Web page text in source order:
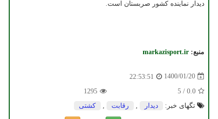
دیدار نماینده کشور صربستان است.
منبع: markazisport.ir
1400/01/20
22:53:51
0.0
/
5
1295
تگهای خبر:
دیدار رقابت كشتی